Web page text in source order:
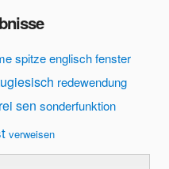
spitzeenglischfenster
redewendung
sen sonderfunktion
verweisen